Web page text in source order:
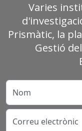
Varies
Prismàtic, la
Gestió
Nom
Correu electrònic